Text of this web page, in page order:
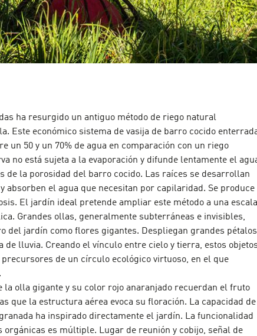
ha resurgido un antiguo método de riego natural
Este económico sistema de vasija de barro cocido
un 50 y un 70% de agua en comparación con un riego
no está sujeta a la evaporación y difunde lentamente el
de la porosidad del barro cocido. Las raíces se desarrollan
absorben el agua que necesitan por capilaridad. Se produce
El jardín ideal pretende ampliar este método a una escala
Grandes ollas, generalmente subterráneas e invisibles,
del jardín como flores gigantes. Despliegan grandes pétalos
de lluvia. Creando el vínculo entre cielo y tierra, estos
precursores de un círculo ecológico virtuoso, en el que
la olla gigante y su color rojo anaranjado recuerdan el fruto
que la estructura aérea evoca su floración. La capacidad de
ha inspirado directamente el jardín. La funcionalidad
orgánicas es múltiple. Lugar de reunión y cobijo, señal de